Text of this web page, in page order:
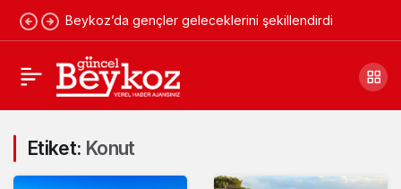
Beykoz’da gençler geleceklerini şekillendirdi
Etiket: Konut